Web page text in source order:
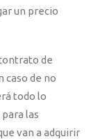
un precio
de
caso de no
todo lo
las
van a adquirir